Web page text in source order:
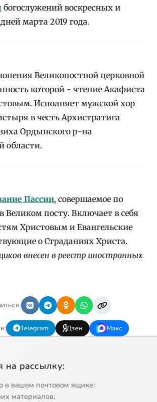
богослужений воскресных и
марта 2019 года.
Великопостной церковной
которой - чтение Акафиста
Исполняет мужской хор
в честь Архистратига
Ордынского р-на
области.
Пассии, совершаемое по
Великом посту. Включает в себя
Христовым и Евангельские
о Страданиях Христа.
внесен в реестр иностранных
Telegram Дзен Макс
на рассылку:
вашем почтовом ящике:
материалов;